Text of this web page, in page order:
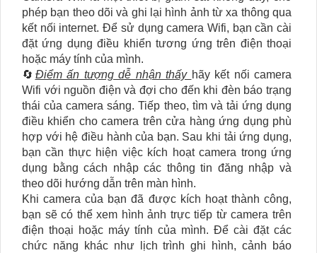
phép bạn theo dõi và ghi lại hình ảnh từ xa thông qua
kết nối internet. Để sử dụng camera Wifi, bạn cần cài
đặt ứng dụng điều khiển tương ứng trên điện thoại
hoặc máy tính của mình.
🔄 Điểm ấn tượng dễ nhận thấy hãy kết nối camera
Wifi với nguồn điện và đợi cho đến khi đèn báo trạng
thái của camera sáng. Tiếp theo, tìm và tải ứng dụng
điều khiển cho camera trên cửa hàng ứng dụng phù
hợp với hệ điều hành của bạn. Sau khi tải ứng dụng,
bạn cần thực hiện việc kích hoạt camera trong ứng
dụng bằng cách nhập các thông tin đăng nhập và
theo dõi hướng dẫn trên màn hình.
Khi camera của bạn đã được kích hoạt thành công,
bạn sẽ có thể xem hình ảnh trực tiếp từ camera trên
điện thoại hoặc máy tính của mình. Để cài đặt các
chức năng khác như lịch trình ghi hình, cảnh báo